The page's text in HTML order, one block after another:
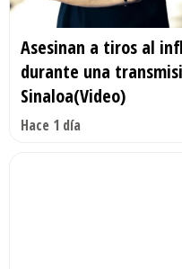
Asesinan a tiros al
durante una
Sinaloa(Video)
Hace 1 día